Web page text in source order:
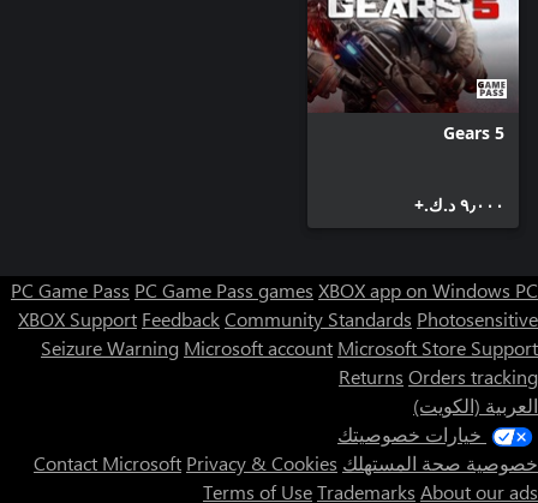
Gears 5
٩٫٠٠٠ د.ك.‏+
PC Game Pass PC Game Pass games XBOX app on Windows PC
XBOX Support FeedbackCommunity Standards Photosensitive
Seizure Warning Microsoft account Microsoft Store Support
Returns Orders tracking
العربية (الكويت)
خيارات خصوصيتك
خصوصية صحة المستهلك
Contact Microsoft Privacy & Cookies
Terms of UseTrademarks About our ads